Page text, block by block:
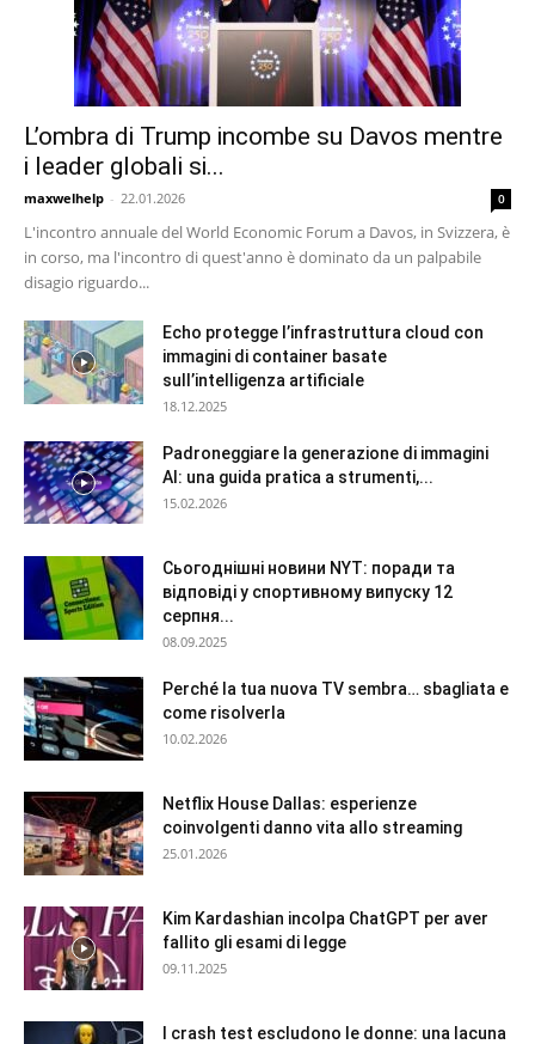
L’ombra di Trump incombe su Davos mentre
i leader globali si...
maxwelhelp - 22.01.2026 0
L'incontro annuale del World Economic Forum a Davos, in Svizzera, è
in corso, ma l'incontro di quest'anno è dominato da un palpabile
disagio riguardo...
Echo protegge l’infrastruttura cloud con
immagini di container basate
sull’intelligenza artificiale
18.12.2025
Padroneggiare la generazione di immagini
AI: una guida pratica a strumenti,...
15.02.2026
Сьогоднішні новини NYT: поради та
відповіді у спортивному випуску 12
серпня...
08.09.2025
Perché la tua nuova TV sembra… sbagliata e
come risolverla
10.02.2026
Netflix House Dallas: esperienze
coinvolgenti danno vita allo streaming
25.01.2026
Kim Kardashian incolpa ChatGPT per aver
fallito gli esami di legge
09.11.2025
I crash test escludono le donne: una lacuna